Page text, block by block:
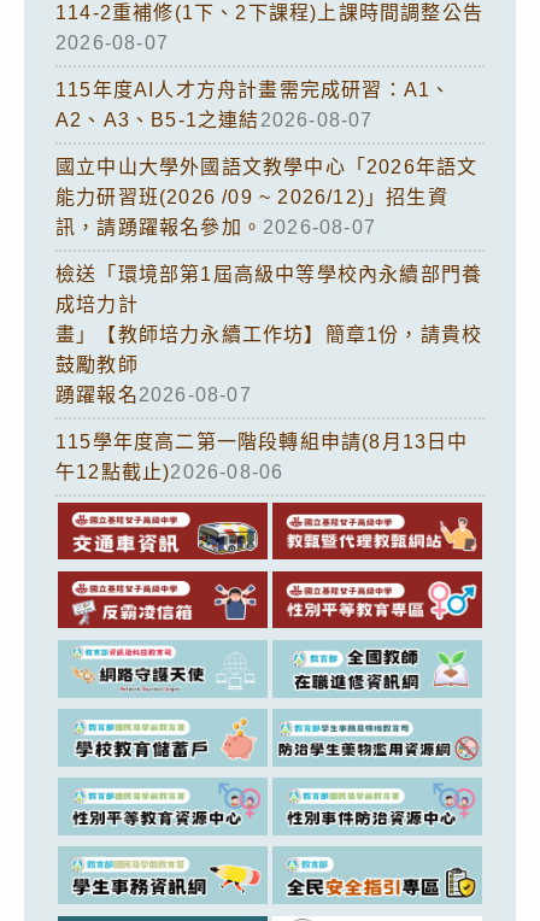
114-2重補修(1下、2下課程)上課時間調整公告
2026-08-07
115年度AI人才方舟計畫需完成研習：A1、
A2、A3、B5-1之連結2026-08-07
國立中山大學外國語文教學中心「2026年語文
能力研習班(2026 /09 ~ 2026/12)」招生資
訊，請踴躍報名參加。 2026-08-07
檢送「環境部第1屆高級中等學校內永續部門養
成培力計
畫」【教師培力永續工作坊】簡章1份，請貴校
鼓勵教師
踴躍報名2026-08-07
115學年度高二第一階段轉組申請(8月13日中
午12點截止)2026-08-06